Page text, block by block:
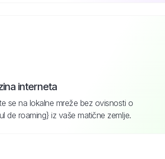
interneta
se na lokalne mreže bez ovisnosti o
de roaming} iz vaše matične zemlje.